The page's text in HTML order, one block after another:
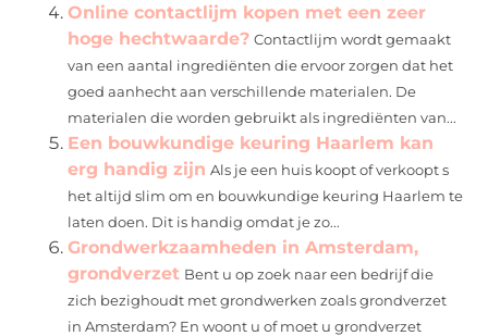
Online contactlijm kopen met een zeer
hoge hechtwaarde? Contactlijm wordt gemaakt
van een aantal ingrediënten die ervoor zorgen dat het
goed aanhecht aan verschillende materialen. De
materialen die worden gebruikt als ingrediënten van...
Een bouwkundige keuring Haarlem kan
erg handig zijn Als je een huis koopt of verkoopt s
het altijd slim om en bouwkundige keuring Haarlem te
laten doen. Dit is handig omdat je zo...
Grondwerkzaamheden in Amsterdam,
grondverzet Bent u op zoek naar een bedrijf die
zich bezighoudt met grondwerken zoals grondverzet
in Amsterdam? En woont u of moet u grondverzet